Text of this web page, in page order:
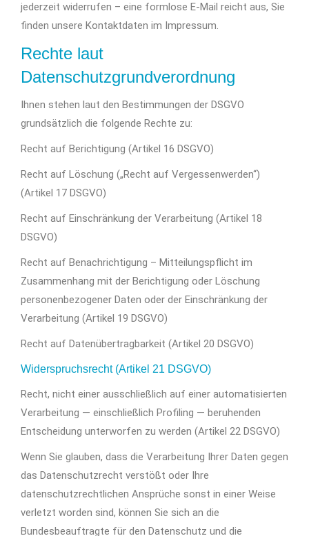
jederzeit widerrufen – eine formlose E-Mail reicht aus, Sie
finden unsere Kontaktdaten im Impressum.
Rechte laut
Datenschutzgrundverordnung
Ihnen stehen laut den Bestimmungen der DSGVO
grundsätzlich die folgende Rechte zu:
Recht auf Berichtigung (Artikel 16 DSGVO)
Recht auf Löschung („Recht auf Vergessenwerden“)
(Artikel 17 DSGVO)
Recht auf Einschränkung der Verarbeitung (Artikel 18
DSGVO)
Recht auf Benachrichtigung – Mitteilungspflicht im
Zusammenhang mit der Berichtigung oder Löschung
personenbezogener Daten oder der Einschränkung der
Verarbeitung (Artikel 19 DSGVO)
Recht auf Datenübertragbarkeit (Artikel 20 DSGVO)
Widerspruchsrecht (Artikel 21 DSGVO)
Recht, nicht einer ausschließlich auf einer automatisierten
Verarbeitung — einschließlich Profiling — beruhenden
Entscheidung unterworfen zu werden (Artikel 22 DSGVO)
Wenn Sie glauben, dass die Verarbeitung Ihrer Daten gegen
das Datenschutzrecht verstößt oder Ihre
datenschutzrechtlichen Ansprüche sonst in einer Weise
verletzt worden sind, können Sie sich an die
Bundesbeauftragte für den Datenschutz und die